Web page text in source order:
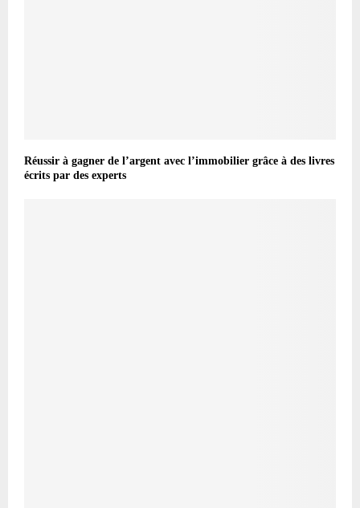
Réussir à gagner de l’argent avec l’immobilier grâce à des livres
écrits par des experts